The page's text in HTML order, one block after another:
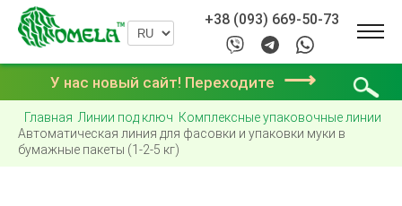
+38 (093) 669-50-73
У нас новый сайт! Переходите ⟶
Главная Линии под ключ Комплексные упаковочные линии
Автоматическая линия для фасовки и упаковки муки в
бумажные пакеты (1-2-5 кг)